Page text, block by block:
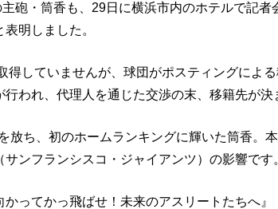
砲・筒香も、29日に横浜市内のホテルで記者
明しました。
得していませんが、球団がポスティングによ
われ、代理人を通じた交渉の末、移籍先が決
放ち、初のホームランキングに輝いた筒香。
ンフランシスコ・ジャイアンツ）の影響です
ってかっ飛ばせ！未来のアスリートたちへ』